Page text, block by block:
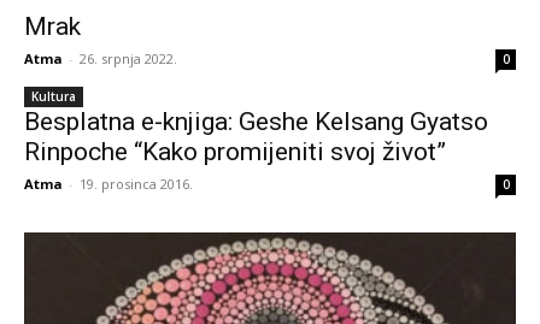
Mrak
Atma - 26. srpnja 2022. 0
Kultura
Besplatna e-knjiga: Geshe Kelsang Gyatso
Rinpoche “Kako promijeniti svoj život”
Atma - 19. prosinca 2016. 0